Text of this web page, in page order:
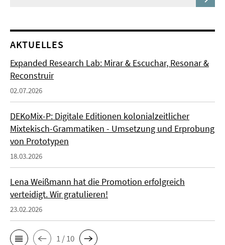
AKTUELLES
Expanded Research Lab: Mirar & Escuchar, Resonar &
Reconstruir
02.07.2026
DEKoMix-P: Digitale Editionen kolonialzeitlicher
Mixtekisch-Grammatiken - Umsetzung und Erprobung
von Prototypen
18.03.2026
Lena Weißmann hat die Promotion erfolgreich
verteidigt. Wir gratulieren!
23.02.2026
1 / 10